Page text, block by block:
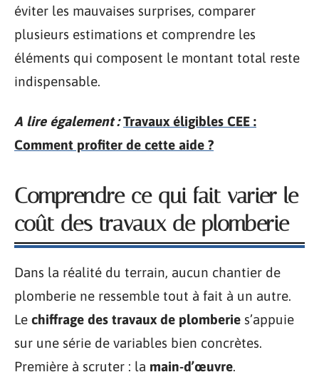
éviter les mauvaises surprises, comparer
plusieurs estimations et comprendre les
éléments qui composent le montant total reste
indispensable.
A lire également : Travaux éligibles CEE :
Comment profiter de cette aide ?
Comprendre ce qui fait varier le
coût des travaux de plomberie
Dans la réalité du terrain, aucun chantier de
plomberie ne ressemble tout à fait à un autre.
Le chiffrage des travaux de plomberie s’appuie
sur une série de variables bien concrètes.
Première à scruter : la main-d’œuvre.